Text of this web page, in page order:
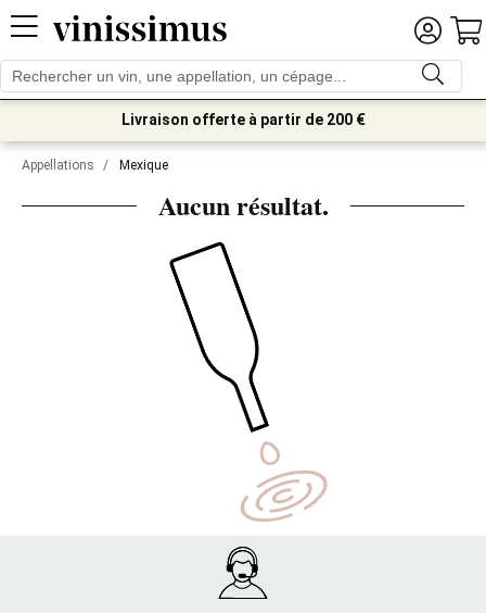
Livraison offerte à partir de 200 €
Appellations / Mexique
Aucun résultat.